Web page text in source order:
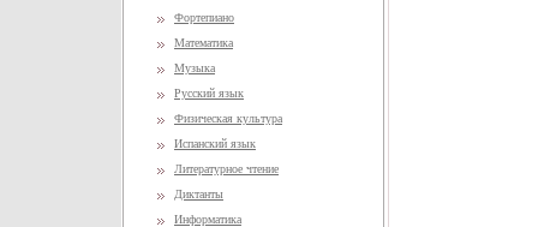
Фортепиано
Математика
Музыка
Русский язык
Физическая культура
Испанский язык
Литературное чтение
Диктанты
Информатика